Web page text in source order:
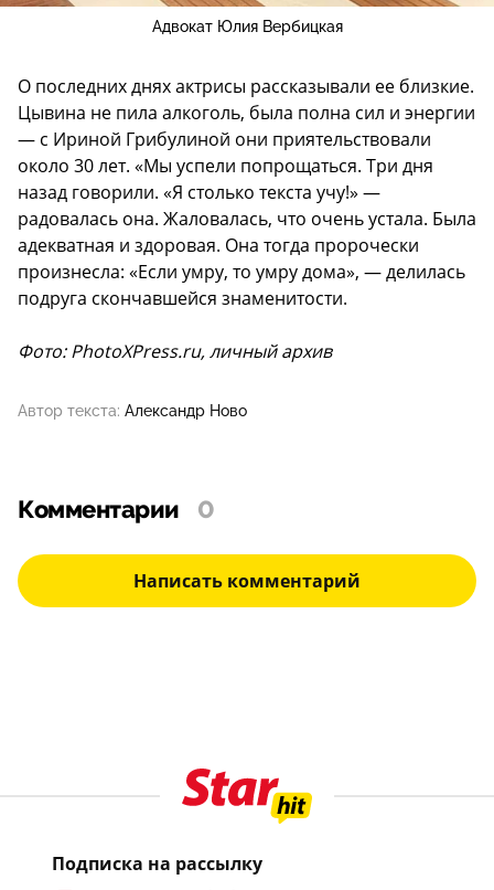
Адвокат Юлия Вербицкая
О последних днях актрисы рассказывали ее близкие.
Цывина не пила алкоголь, была полна сил и энергии
— c Ириной Грибулиной они приятельствовали
около 30 лет. «Мы успели попрощаться. Три дня
назад говорили. «Я столько текста учу!» —
радовалась она. Жаловалась, что очень устала. Была
адекватная и здоровая. Она тогда пророчески
произнесла: «Если умру, то умру дома», — делилась
подруга скончавшейся знаменитости.
Фото: PhotoXPress.ru, личный архив
Автор текста: Александр Ново
Комментарии 0
Написать комментарий
Подписка на рассылку